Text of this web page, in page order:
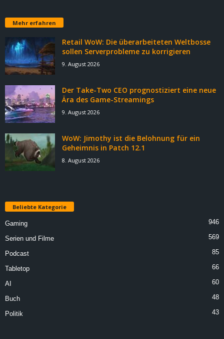
Mehr erfahren
Retail WoW: Die überarbeiteten Weltbosse
sollen Serverprobleme zu korrigieren
9. August 2026
Der Take-Two CEO prognostiziert eine neue
Ära des Game-Streamings
9. August 2026
WoW: Jimothy ist die Belohnung für ein
Geheimnis in Patch 12.1
8. August 2026
Beliebte Kategorie
Gaming 946
Serien und Filme 569
Podcast 85
Tabletop 66
AI 60
Buch 48
Politik 43